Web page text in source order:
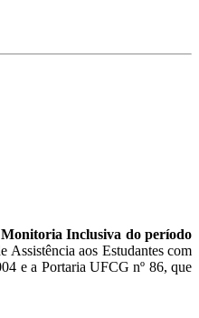
Inclusiva do período
aos Estudantes com
e a Portaria UFCG nº 86, que